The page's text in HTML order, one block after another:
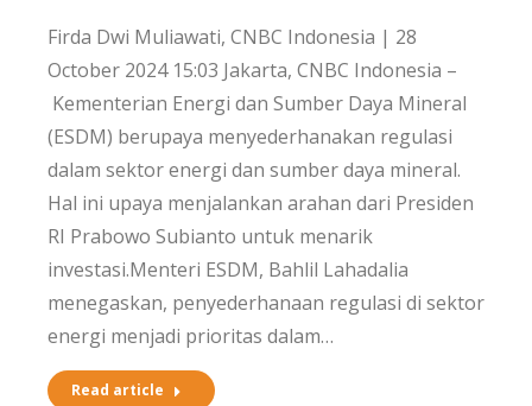
Firda Dwi Muliawati, CNBC Indonesia | 28
October 2024 15:03 Jakarta, CNBC Indonesia –
Kementerian Energi dan Sumber Daya Mineral
(ESDM) berupaya menyederhanakan regulasi
dalam sektor energi dan sumber daya mineral.
Hal ini upaya menjalankan arahan dari Presiden
RI Prabowo Subianto untuk menarik
investasi.Menteri ESDM, Bahlil Lahadalia
menegaskan, penyederhanaan regulasi di sektor
energi menjadi prioritas dalam…
Read article